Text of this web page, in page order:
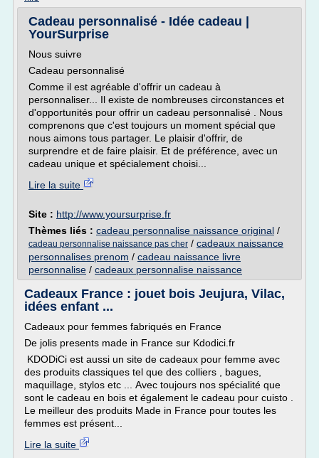
Cadeau personnalisé - Idée cadeau |
YourSurprise
Nous suivre
Cadeau personnalisé
Comme il est agréable d'offrir un cadeau à
personnaliser... Il existe de nombreuses circonstances et
d'opportunités pour offrir un cadeau personnalisé . Nous
comprenons que c'est toujours un moment spécial que
nous aimons tous partager. Le plaisir d'offrir, de
surprendre et de faire plaisir. Et de préférence, avec un
cadeau unique et spécialement choisi...
Lire la suite
Site : http://www.yoursurprise.fr
Thèmes liés : cadeau personnalise naissance original /
cadeau personnalise naissance pas cher / cadeaux naissance
personnalises prenom / cadeau naissance livre
personnalise / cadeaux personnalise naissance
Cadeaux France : jouet bois Jeujura, Vilac,
idées enfant ...
Cadeaux pour femmes fabriqués en France
De jolis presents made in France sur Kdodici.fr
KDODiCi est aussi un site de cadeaux pour femme avec
des produits classiques tel que des colliers , bagues,
maquillage, stylos etc ... Avec toujours nos spécialité que
sont le cadeau en bois et également le cadeau pour cuisto .
Le meilleur des produits Made in France pour toutes les
femmes est présent...
Lire la suite